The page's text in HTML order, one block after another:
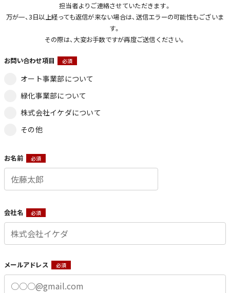
担当者よりご連絡させていただきます。
万が一、3日以上経っても返信が来ない場合は、送信エラーの可能性もございま
す。
その際は、大変お手数ですが再度ご送信ください。
お問い合わせ項目 必須
オート事業部について
緑化事業部について
株式会社イケダについて
その他
お名前 必須
会社名 必須
メールアドレス 必須